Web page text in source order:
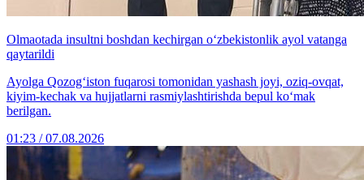
Olmaotada insultni boshdan kechirgan o‘zbekistonlik ayol vatanga
qaytarildi
Ayolga Qozog‘iston fuqarosi tomonidan yashash joyi, oziq-ovqat,
kiyim-kechak va hujjatlarni rasmiylashtirishda bepul ko‘mak
berilgan.
01:23 / 07.08.2026